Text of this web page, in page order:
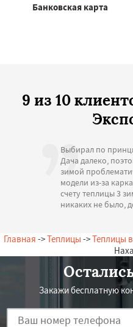
Банковская карта
9 из 10
Выбирал по
Дача далеко,
зимой
модели из-за
счету теплицы 3
никаких не было,
Главная ->Теплицы ->Теплицы
Закажи бесплатную